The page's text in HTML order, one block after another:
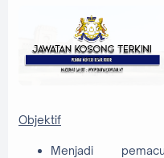
Objektif
Menjadi pemacu